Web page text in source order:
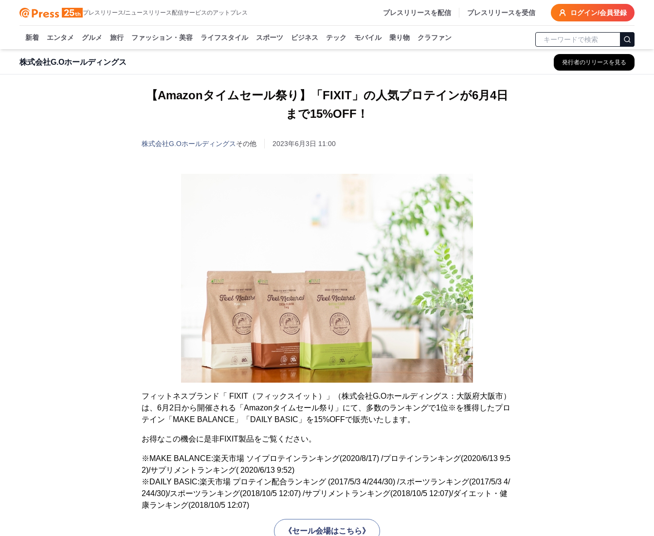
プレスリリース/ニュースリリース配信サービスのアットプレス プレスリリースを配信 プレスリリースを受信 ログイン/会員登録
新着 エンタメ グルメ 旅行 ファッション・美容 ライフスタイル スポーツ ビジネス テック モバイル 乗り物 クラファン
株式会社G.Oホールディングス 発行者のリリースを見る
【Amazonタイムセール祭り】「FIXIT」の人気プロテインが6月4日
まで15%OFF！
株式会社G.Oホールディングスその他 2023年6月3日 11:00
フィットネスブランド「 FIXIT（フィックスイット）」（株式会社G.Oホールディングス：大阪府大阪市）
は、6月2日から開催される「Amazonタイムセール祭り」にて、多数のランキングで1位※を獲得したプロ
テイン「MAKE BALANCE」「DAILY BASIC」を15%OFFで販売いたします。
お得なこの機会に是非FIXIT製品をご覧ください。
※MAKE BALANCE:楽天市場 ソイプロテインランキング(2020/8/17) /プロテインランキング(2020/6/13 9:5
2)/サプリメントランキング( 2020/6/13 9:52)
※DAILY BASIC:楽天市場 プロテイン配合ランキング (2017/5/3 4/244/30) /スポーツランキング(2017/5/3 4/
244/30)/スポーツランキング(2018/10/5 12:07) /サプリメントランキング(2018/10/5 12:07)/ダイエット・健
康ランキング(2018/10/5 12:07)
《セール会場はこちら》